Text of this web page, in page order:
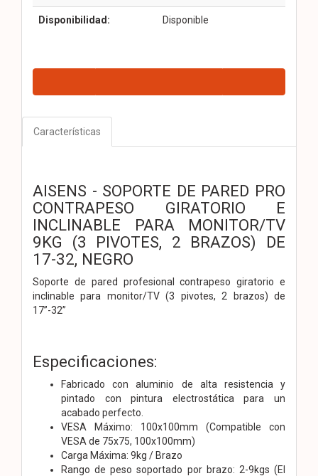
Disponibilidad: Disponible
Características
AISENS - SOPORTE DE PARED PRO
CONTRAPESO GIRATORIO E
INCLINABLE PARA MONITOR/TV
9KG (3 PIVOTES, 2 BRAZOS) DE
17-32, NEGRO
Soporte de pared profesional contrapeso giratorio e
inclinable para monitor/TV (3 pivotes, 2 brazos) de
17”-32”
Especificaciones:
Fabricado con aluminio de alta resistencia y
pintado con pintura electrostática para un
acabado perfecto.
VESA Máximo: 100x100mm (Compatible con
VESA de 75x75, 100x100mm)
Carga Máxima: 9kg / Brazo
Rango de peso soportado por brazo: 2-9kgs (El